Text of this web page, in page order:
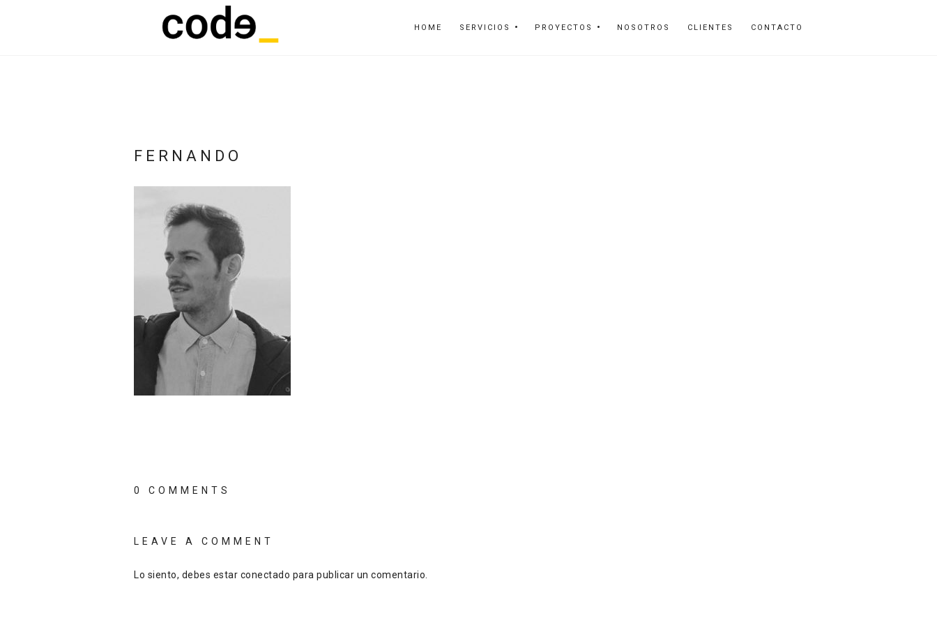
HOME SERVICIOS PROYECTOS NOSOTROS CLIENTES CONTACTO
FERNANDO
0 COMMENTS
LEAVE A COMMENT
Lo siento, debes estar conectado para publicar un comentario.